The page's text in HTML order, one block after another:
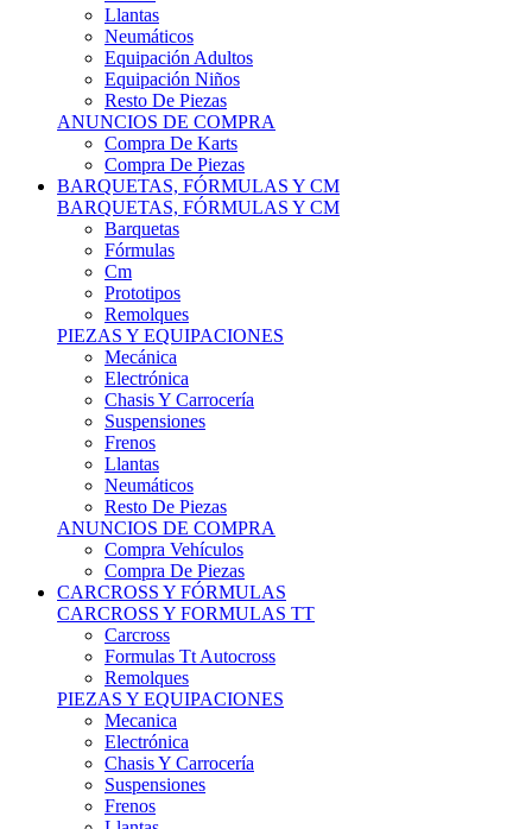
Llantas
Neumáticos
Equipación Adultos
Equipación Niños
Resto De Piezas
ANUNCIOS DE COMPRA
Compra De Karts
Compra De Piezas
BARQUETAS, FÓRMULAS Y CM
BARQUETAS, FÓRMULAS Y CM
Barquetas
Fórmulas
Cm
Prototipos
Remolques
PIEZAS Y EQUIPACIONES
Mecánica
Electrónica
Chasis Y Carrocería
Suspensiones
Frenos
Llantas
Neumáticos
Resto De Piezas
ANUNCIOS DE COMPRA
Compra Vehículos
Compra De Piezas
CARCROSS Y FÓRMULAS
CARCROSS Y FORMULAS TT
Carcross
Formulas Tt Autocross
Remolques
PIEZAS Y EQUIPACIONES
Mecanica
Electrónica
Chasis Y Carrocería
Suspensiones
Frenos